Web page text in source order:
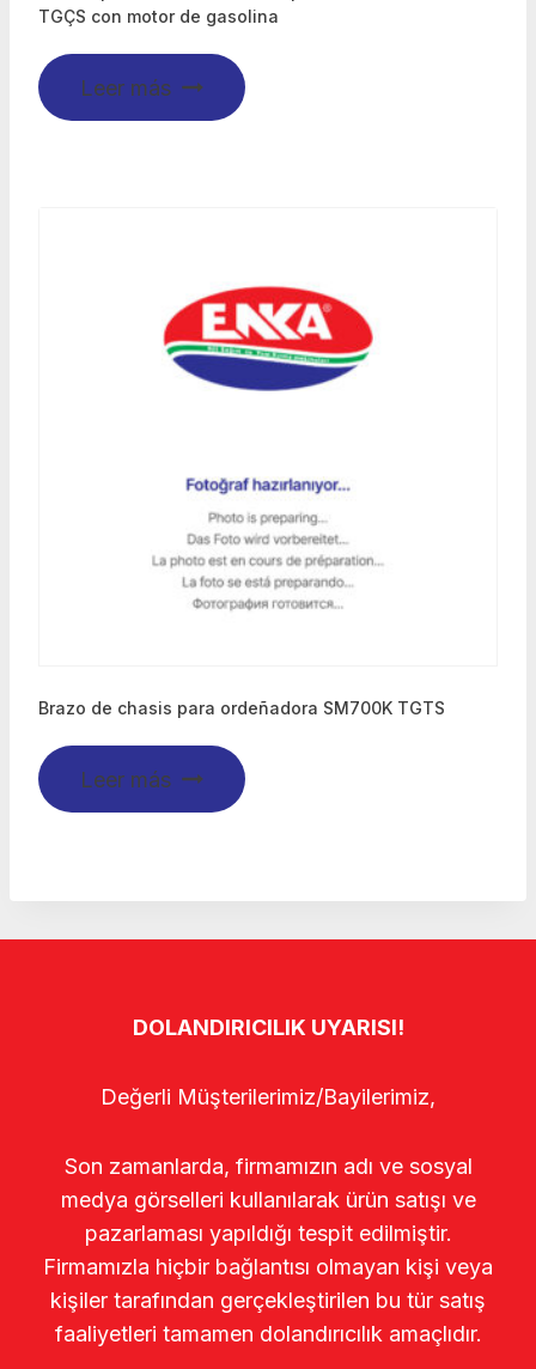
TGÇS con motor de gasolina
Leer más
Brazo de chasis para ordeñadora SM700K TGTS
Leer más
DOLANDIRICILIK UYARISI!
Değerli Müşterilerimiz/Bayilerimiz,
Son zamanlarda, firmamızın adı ve sosyal
medya görselleri kullanılarak ürün satışı ve
pazarlaması yapıldığı tespit edilmiştir.
Firmamızla hiçbir bağlantısı olmayan kişi veya
kişiler tarafından gerçekleştirilen bu tür satış
faaliyetleri tamamen dolandırıcılık amaçlıdır.